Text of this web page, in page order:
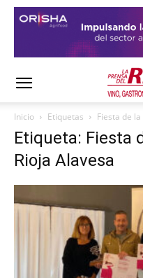
Inicio Etiquetas Fiesta de
Etiqueta: Fiesta
Rioja Alavesa